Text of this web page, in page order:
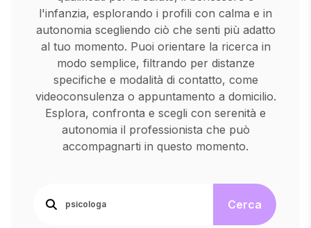
l'infanzia, esplorando i profili con calma e in
autonomia scegliendo ciò che senti più adatto
al tuo momento. Puoi orientare la ricerca in
modo semplice, filtrando per distanze
specifiche e modalità di contatto, come
videoconsulenza o appuntamento a domicilio.
Esplora, confronta e scegli con serenità e
autonomia il professionista che può
accompagnarti in questo momento.
Cerca